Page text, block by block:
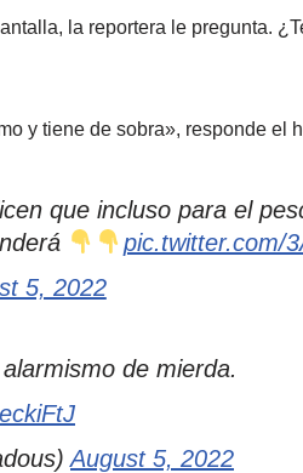
la reportera le pregunta.
y tiene de sobra», responde el
que incluso para el
pic.twitter.com/
5, 2022
de mierda.
August 5, 2022